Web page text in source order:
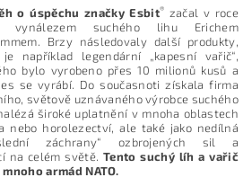
o úspěchu značky Esbit® začal v roce
vynálezem suchého lihu Erichem
Brzy následovaly další produkty,
je například legendární „kapesní vařič“,
bylo vyrobeno přes 10 milionů kusů a
se vyrábí. Do současnoti získala firma
světově uznávaného výrobce suchého
široké uplatnění v mnoha oblastech
nebo horolezectví, ale také jako nedílná
záchrany“ ozbrojených sil a
na celém světě.Tento suchý líh a vařič
armád NATO.